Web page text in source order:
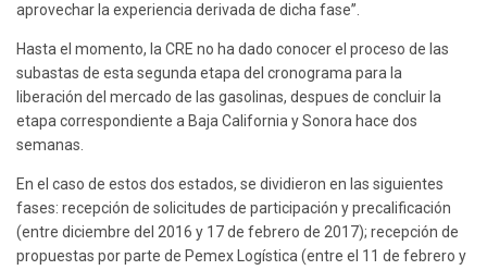
aprovechar la experiencia derivada de dicha fase”.
Hasta el momento, la CRE no ha dado conocer el proceso de las
subastas de esta segunda etapa del cronograma para la
liberación del mercado de las gasolinas, despues de concluir la
etapa correspondiente a Baja California y Sonora hace dos
semanas.
En el caso de estos dos estados, se dividieron en las siguientes
fases: recepción de solicitudes de participación y precalificación
(entre diciembre del 2016 y 17 de febrero de 2017); recepción de
propuestas por parte de Pemex Logística (entre el 11 de febrero y